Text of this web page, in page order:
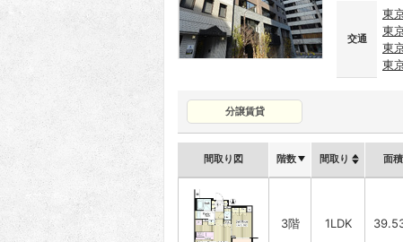
交通
東
東
東
東
分譲賃貸
間取り図 階数 間取り 面積
3階 1LDK